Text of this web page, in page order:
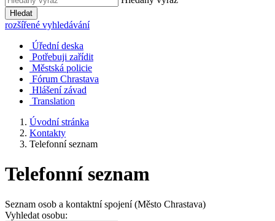
Hledat
rozšířené vyhledávání
Úřední deska
Potřebuji zařídit
Městská policie
Fórum Chrastava
Hlášení závad
Translation
Úvodní stránka
Kontakty
Telefonní seznam
Telefonní seznam
Seznam osob a kontaktní spojení (Město Chrastava)
Vyhledat osobu: